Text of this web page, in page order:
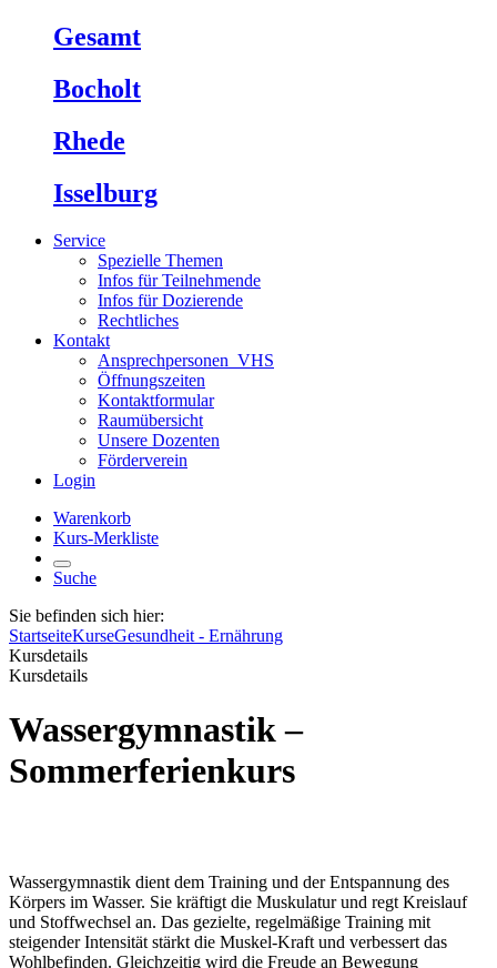
Gesamt
Bocholt
Rhede
Isselburg
Service
Spezielle Themen
Infos für Teilnehmende
Infos für Dozierende
Rechtliches
Kontakt
Ansprechpersonen_VHS
Öffnungszeiten
Kontaktformular
Raumübersicht
Unsere Dozenten
Förderverein
Login
Warenkorb
Kurs-Merkliste
Suche
Sie befinden sich hier:
StartseiteKurseGesundheit - Ernährung
Kursdetails
Kursdetails
Wassergymnastik –
Sommerferienkurs
Wassergymnastik dient dem Training und der Entspannung des
Körpers im Wasser. Sie kräftigt die Muskulatur und regt Kreislauf
und Stoffwechsel an. Das gezielte, regelmäßige Training mit
steigender Intensität stärkt die Muskel-Kraft und verbessert das
Wohlbefinden. Gleichzeitig wird die Freude an Bewegung